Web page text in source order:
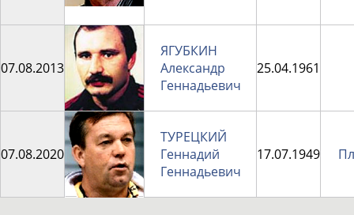
07.08.2013
ЯГУБКИН
Александр
Геннадьевич
25.04.1961
07.08.2020
ТУРЕЦКИЙ
Геннадий
Геннадьевич
17.07.1949